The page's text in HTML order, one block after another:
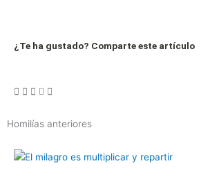
¿Te ha gustado? Comparte este artículo
Homilías anteriores